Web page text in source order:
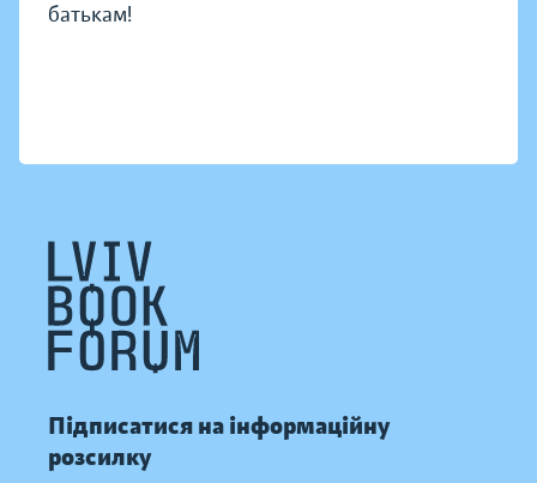
батькам!
Підписатися на інформаційну
розсилку